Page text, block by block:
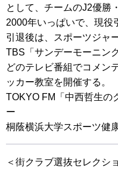
として、チームのJ2優勝
2000年いっぱいで、現役
引退後は、スポーツジャ
TBS「サンデーモーニン
どのテレビ番組でコメン
ッカー教室を開催する。
TOKYO FM「中西哲生の
ー
桐蔭横浜大学スポーツ健
＜街クラブ選抜セレクシ